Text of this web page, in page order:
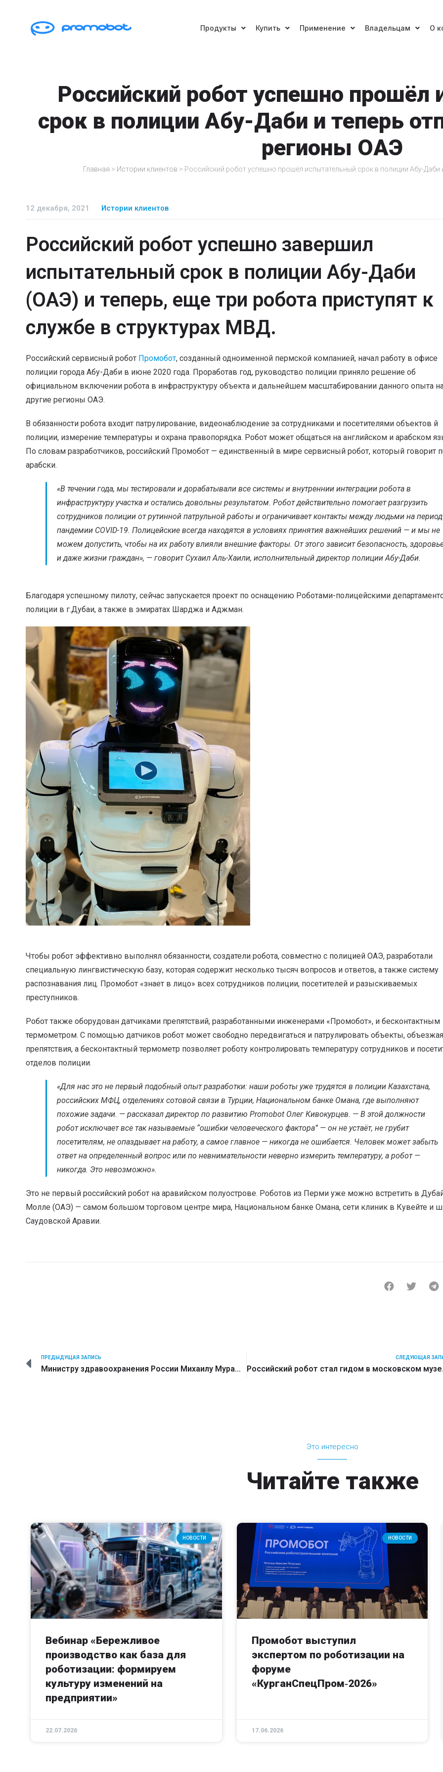
Продукты Купить Применение Владельцам О
Российский робот успешно
срок в полиции Абу-Даби и теперь
регионы ОАЭ
Главная > Истории клиентов > Российский робот успешно прошёл испытательный срок в полиции Абу-Даби
12 декабря, 2021 Истории клиентов
Российский робот успешно завершил
испытательный срок в полиции Абу-Даби
(ОАЭ) и теперь, еще три робота приступят к
службе в структурах МВД.
Российский сервисный робот Промобот, созданный одноименной пермской компанией, начал работу в офисе
полиции города Абу-Даби в июне 2020 года. Проработав год, руководство полиции приняло решение об
официальном включении робота в инфраструктуру объекта и дальнейшем масштабировании данного опыта
другие регионы ОАЭ.
В обязанности робота входит патрулирование, видеонаблюдение за сотрудниками и посетителями объектов й
полиции, измерение температуры и охрана правопорядка. Робот может общаться на английском и арабском
По словам разработчиков, российский Промобот — единственный в мире сервисный робот, который говорит
арабски.
«В течении года, мы тестировали и дорабатывали все системы и внутреннии интеграции робота в
инфраструктуру участка и остались довольны результатом. Робот действительно помогает разгрузить
сотрудников полиции от рутинной патрульной работы и ограничивает контакты между людьми на период
пандемии COVID-19. Полицейские всегда находятся в условиях принятия важнейших решений — и мы не
можем допустить, чтобы на их работу влияли внешние факторы. От этого зависит безопасность,
и даже жизни граждан», — говорит Сухаил Аль-Хаили, исполнительный директор полиции Абу-Даби.
Благодаря успешному пилоту, сейчас запускается проект по оснащению Роботами-полицейскими
полиции в г.Дубаи, а также в эмиратах Шарджа и Аджман.
Чтобы робот эффективно выполнял обязанности, создатели робота, совместно с полицией ОАЭ, разработали
специальную лингвистическую базу, которая содержит несколько тысяч вопросов и ответов, а также систему
распознавания лиц. Промобот «знает в лицо» всех сотрудников полиции, посетителей и разыскиваемых
преступников.
Робот также оборудован датчиками препятствий, разработанными инженерами «Промобот», и бесконтактным
термометром. С помощью датчиков робот может свободно передвигаться и патрулировать объекты, объезжая
препятствия, а бесконтактный термометр позволяет роботу контролировать температуру сотрудников и
отделов полиции.
«Для нас это не первый подобный опыт разработки: наши роботы уже трудятся в полиции Казахстана,
российских МФЦ, отделениях сотовой связи в Турции, Национальном банке Омана, где выполняют
похожие задачи. — рассказал директор по развитию Promobot Олег Кивокурцев. — В этой должности
робот исключает все так называемые “ошибки человеческого фактора” — он не устаёт, не грубит
посетителям, не опаздывает на работу, а самое главное — никогда не ошибается. Человек может забыть
ответ на определенный вопрос или по невнимательности неверно измерить температуру, а робот —
никогда. Это невозможно».
Это не первый российский робот на аравийском полуострове. Роботов из Перми уже можно встретить в
Молле (ОАЭ) — самом большом торговом центре мира, Национальном банке Омана, сети клиник в Кувейте и
Саудовской Аравии.
ПРЕДЫДУЩАЯ ЗАПИСЬ
Министру здравоохранения России Михаилу Мурашко показали Пермских роботов
СЛЕДУЮЩАЯ
Это интересно
Читайте также
НОВОСТИ
Вебинар «Бережливое
производство как база для
роботизации: формируем
культуру изменений на
предприятии»
22.07.2026
НОВОСТИ
Промобот выступил
экспертом по роботизации на
форуме
«КурганСпецПром‑2026»
17.06.2026